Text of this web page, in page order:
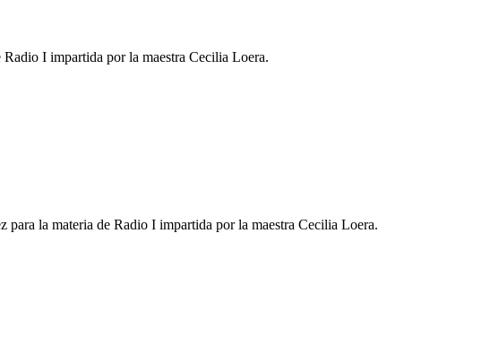
I impartida por la maestra Cecilia Loera.
la materia de Radio I impartida por la maestra Cecilia Loera.